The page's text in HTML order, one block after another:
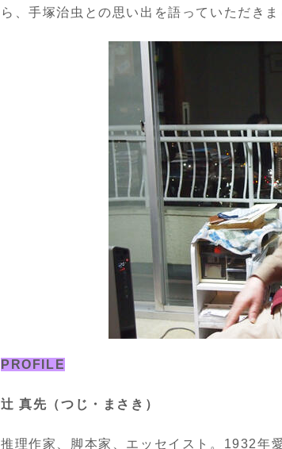
ら、手塚治虫との思い出を語っていただきま
PROFILE
辻 真先（つじ・まさき）
推理作家、脚本家、エッセイスト。1932年